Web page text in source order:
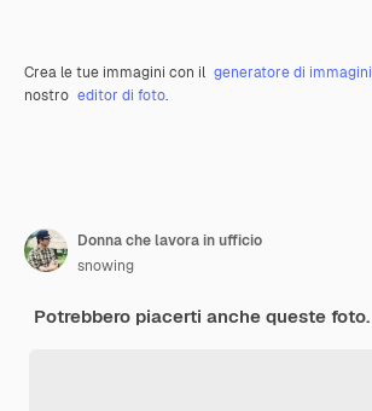
Crea le tue immagini con il generatore di immagini
nostro editor di foto.
Donna che lavora in ufficio
snowing
Potrebbero piacerti anche queste foto.